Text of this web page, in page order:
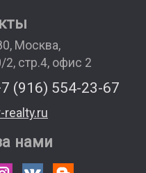
, Москва,
2, стр.4, офис 2
(916) 554-23-67
realty.ru
нами